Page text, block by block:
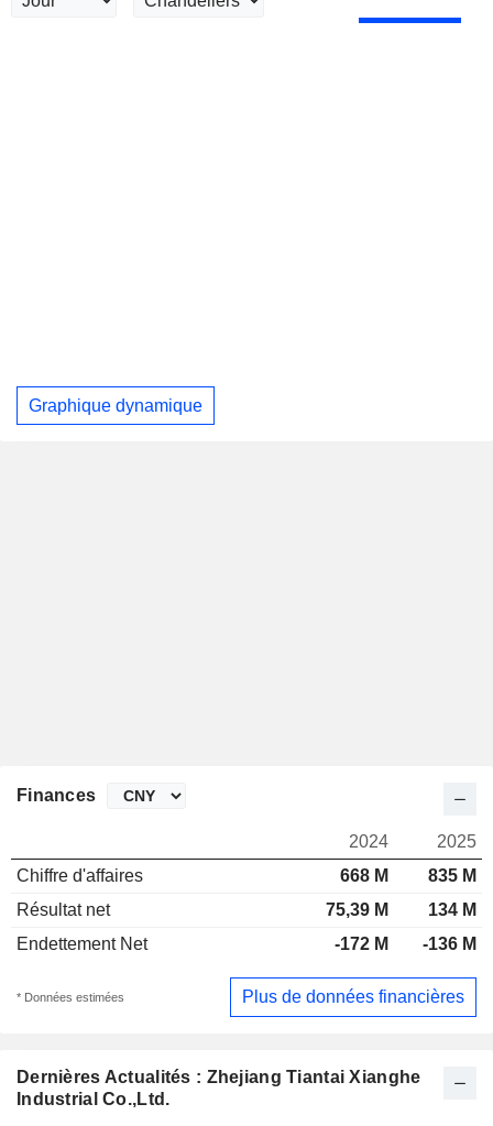
Graphique dynamique
Dernières Actualités : Zhejiang Tiantai Xianghe
Industrial Co.,Ltd.
Finances
2024
2025
Chiffre d'affaires
668 M
835 M
Résultat net
75,39 M
134 M
Endettement Net
-172 M -136 M
* Données estimées Plus de données financières